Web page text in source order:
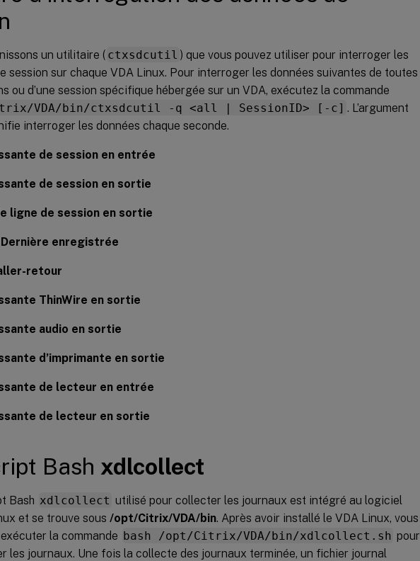
un utilitaire ( ctxsdcutil ) que vous pouvez utiliser pour interroger les
session sur chaque VDA Linux. Pour interroger les données suivantes de toutes
ou d’une session spécifique hébergée sur un VDA, exécutez la commande
VDA/bin/ctxsdcutil -q <all | SessionID> [-c] . L’argument
interroger les données chaque seconde.
de session en entrée
de session en sortie
ligne de session en sortie
Dernière enregistrée
retour
ThinWire en sortie
audio en sortie
d’imprimante en sortie
de lecteur en entrée
de lecteur en sortie
Bash xdlcollect
Bash xdlcollect utilisé pour collecter les journaux est intégré au logiciel
et se trouve sous /opt/Citrix/VDA/bin. Après avoir installé le VDA Linux, vous
la commande bash /opt/Citrix/VDA/bin/xdlcollect.sh pour
les journaux. Une fois la collecte des journaux terminée, un fichier journal